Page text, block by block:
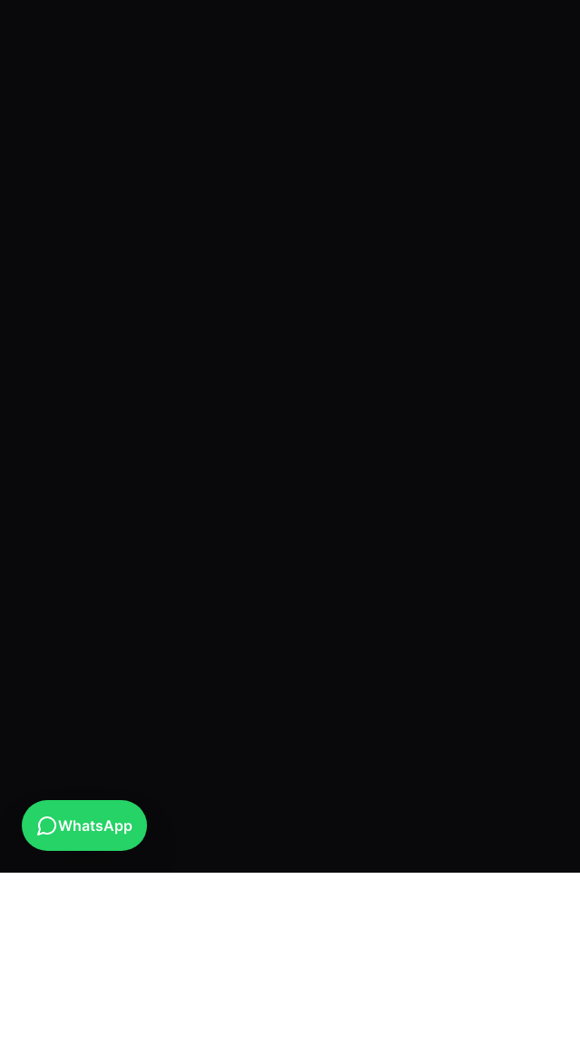
WhatsApp